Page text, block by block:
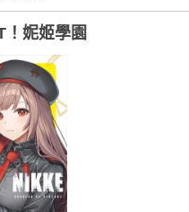
！妮姬學園